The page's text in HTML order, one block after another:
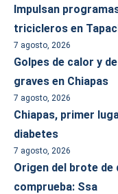
Impulsan
tricicleros en
7 agosto, 2026
Golpes de calor y
graves en Chiapas
7 agosto, 2026
Chiapas, primer
diabetes
7 agosto, 2026
Origen del brote de
comprueba: Ssa